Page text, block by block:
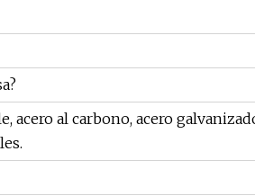
al carbono, acero